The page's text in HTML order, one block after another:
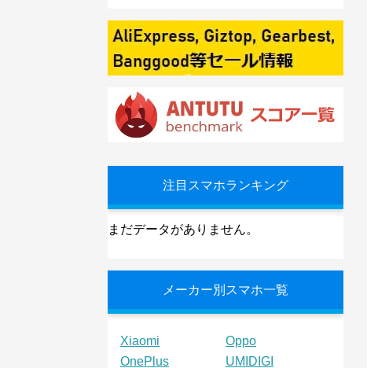
注目スマホランキング
まだデータがありません。
メーカー別スマホ一覧
Xiaomi
Oppo
OnePlus
UMIDIGI